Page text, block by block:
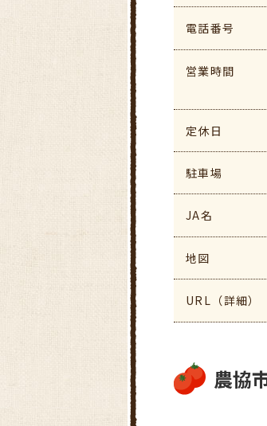
電話番号
営業時間
定休日
駐車場
JA名
地図
URL（詳細）
農協